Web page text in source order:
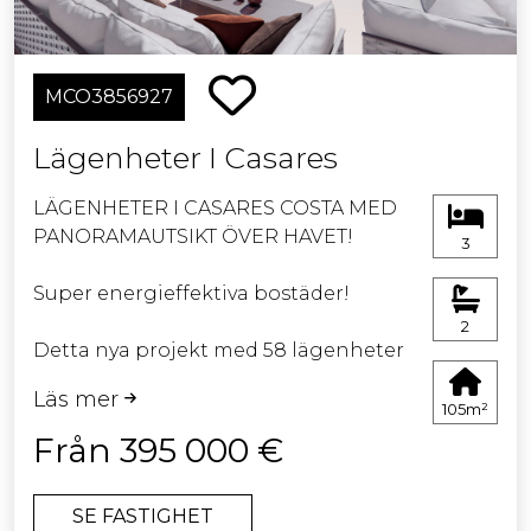
MCO3856927
Lägenheter I Casares
LÄGENHETER I CASARES COSTA MED
PANORAMAUTSIKT ÖVER HAVET!
Super energieffektiva bostäder!
Detta nya projekt med 58 lägenheter
och Doña Julia Golfs klubbhus i
Casares Costa mellan Sotogrande och
Estepona.
Det finns ett urval av 2- och 3-
Läs mer
Från 395 000 €
SE FASTIGHET
3
2
105m²